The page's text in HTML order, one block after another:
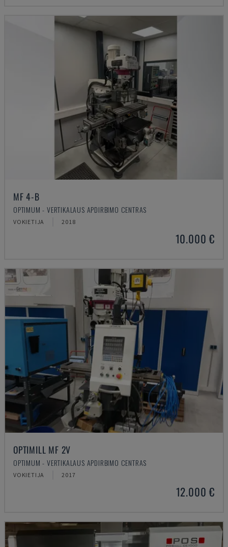
MF 4-B
OPTIMUM - VERTIKALAUS APDIRBIMO CENTRAS
VOKIETIJA 2018
10.000 €
OPTIMILL MF 2V
OPTIMUM - VERTIKALAUS APDIRBIMO CENTRAS
VOKIETIJA 2017
12.000 €